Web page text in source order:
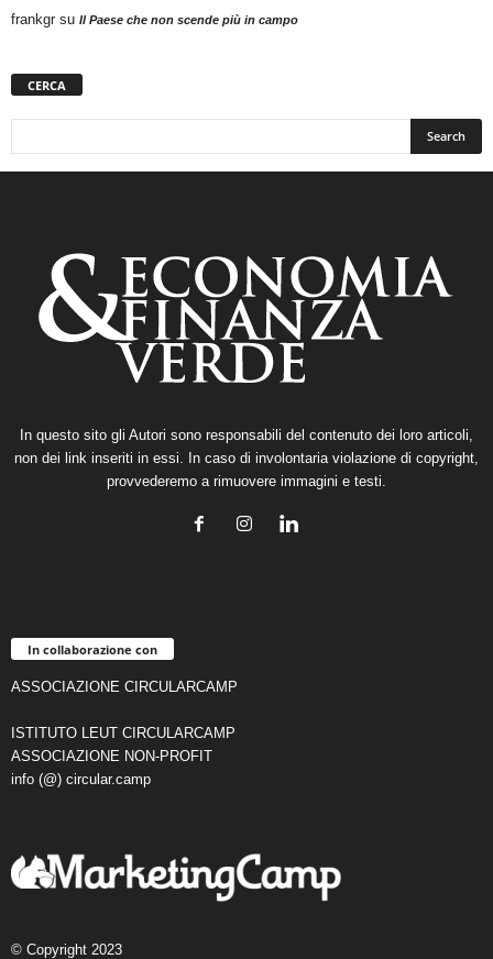
frankgr su Il Paese che non scende più in campo
CERCA
In questo sito gli Autori sono responsabili del contenuto dei loro articoli,
non dei link inseriti in essi. In caso di involontaria violazione di copyright,
provvederemo a rimuovere immagini e testi.
In collaborazione con
ASSOCIAZIONE CIRCULARCAMP
ISTITUTO LEUT CIRCULARCAMP
ASSOCIAZIONE NON-PROFIT
info (@) circular.camp
© Copyright 2023